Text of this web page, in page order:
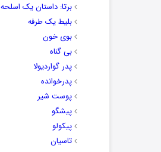
برتا: داستان یک اسلحه
بلیط یک‌‌ طرفه
بوی خون
بی گناه
پدر گواردیولا
پدرخوانده
پوست شیر
پیشگو
پیکولو
تاسیان